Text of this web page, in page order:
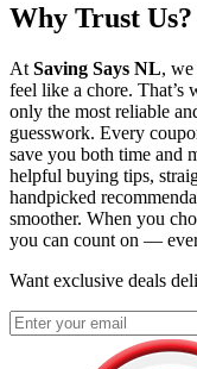
Why Trust Us?
At Saving Says NL,
feel like a chore. That’s
only the most reliable
guesswork. Every
save you both time and
helpful buying tips,
handpicked
smoother. When you
you can count on —
Want exclusive deals